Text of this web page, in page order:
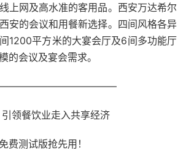
上网及高水准的客用品。西安万达希尔
安的会议和用餐新选择。四间风格各异
1200平方米的大宴会厅及6间多功能厅
的会议及宴会需求。
领餐饮业走入共享经济
费测试版抢先用！